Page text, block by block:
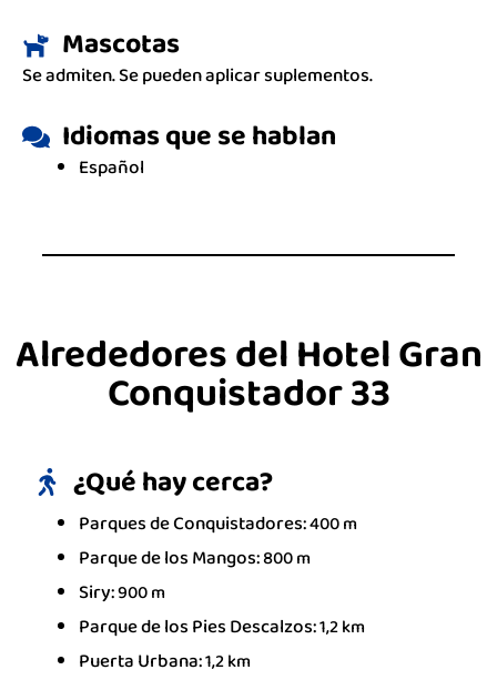
Mascotas
Se admiten. Se pueden aplicar suplementos.
Idiomas que se hablan
Español
Alrededores del Hotel Gran
Conquistador 33
¿Qué hay cerca?
Parques de Conquistadores:400 m
Parque de los Mangos:800 m
Siry:900 m
Parque de los Pies Descalzos:1,2 km
Puerta Urbana:1,2 km